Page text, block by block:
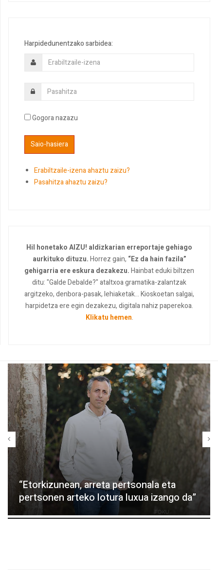
Harpidedunentzako sarbidea:
Gogora nazazu
Erabiltzaile-izena ahaztu zaizu?
Pasahitza ahaztu zaizu?
Hil honetako AIZU! aldizkarian erreportaje gehiago
aurkituko dituzu.Horrez gain, “Ez da hain fazila”
gehigarria ere eskura dezakezu.Hainbat eduki biltzen
ditu: "Galde Debalde?" ataltxoa gramatika-zalantzak
argitzeko, denbora-pasak, lehiaketak... Kioskoetan salgai,
harpidetza ere egin dezakezu, digitala nahiz paperekoa.
Klikatu hemen.
“Etorkizunean, arreta pertsonala eta
pertsonen arteko lotura luxua izango da”